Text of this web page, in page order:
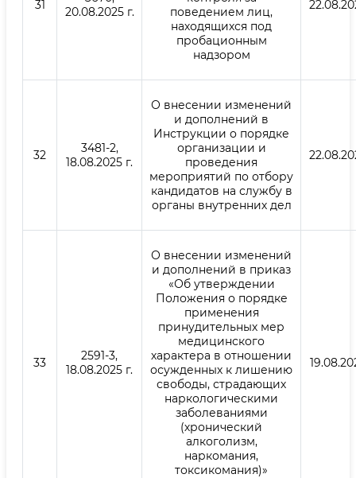
31
20.08.2025 г.
поведением лиц,
находящихся под
пробационным
надзором
32
3481-2,
18.08.2025 г.
О внесении изменений
и дополнений в
Инструкции о порядке
организации и
проведения
мероприятий по отбору
кандидатов на службу в
органы внутренних дел
33
2591-3,
18.08.2025 г.
О внесении изменений
и дополнений в приказ
«Об утверждении
Положения о порядке
применения
принудительных мер
медицинского
характера в отношении
осужденных к лишению
свободы, страдающих
наркологическими
заболеваниями
(хронический
алкоголизм,
наркомания,
токсикомания)»